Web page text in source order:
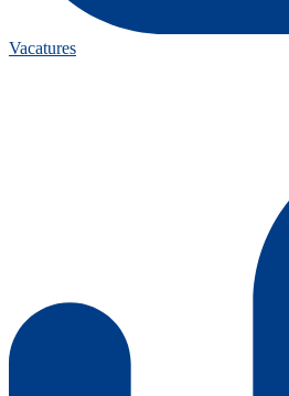
Vacatures